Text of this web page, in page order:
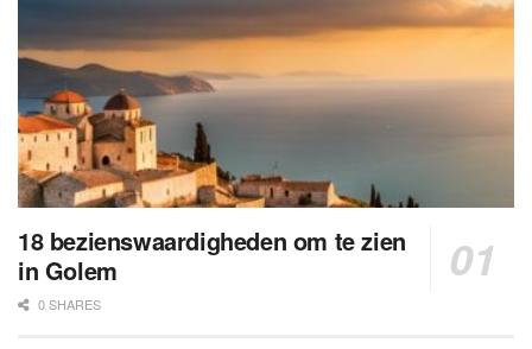
18 bezienswaardigheden om te zien
in Golem
0 SHARES